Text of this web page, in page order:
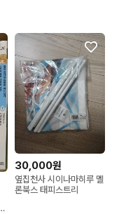
30,000원
옆집천사 시이나마히루 멜
론북스 태피스트리